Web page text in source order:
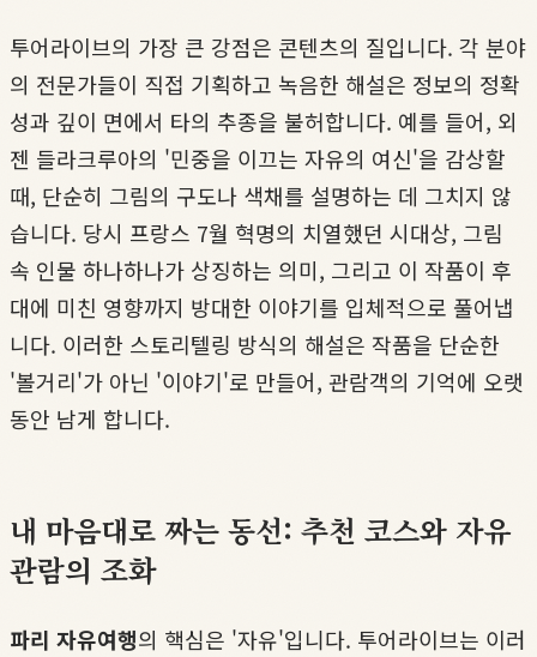
투어라이브의 가장 큰 강점은 콘텐츠의 질입니다. 각 분야
의 전문가들이 직접 기획하고 녹음한 해설은 정보의 정확
성과 깊이 면에서 타의 추종을 불허합니다. 예를 들어, 외
젠 들라크루아의 '민중을 이끄는 자유의 여신'을 감상할
때, 단순히 그림의 구도나 색채를 설명하는 데 그치지 않
습니다. 당시 프랑스 7월 혁명의 치열했던 시대상, 그림
속 인물 하나하나가 상징하는 의미, 그리고 이 작품이 후
대에 미친 영향까지 방대한 이야기를 입체적으로 풀어냅
니다. 이러한 스토리텔링 방식의 해설은 작품을 단순한
'볼거리'가 아닌 '이야기'로 만들어, 관람객의 기억에 오랫
동안 남게 합니다.
내 마음대로 짜는 동선: 추천 코스와 자유
관람의 조화
파리 자유여행의 핵심은 '자유'입니다. 투어라이브는 이러